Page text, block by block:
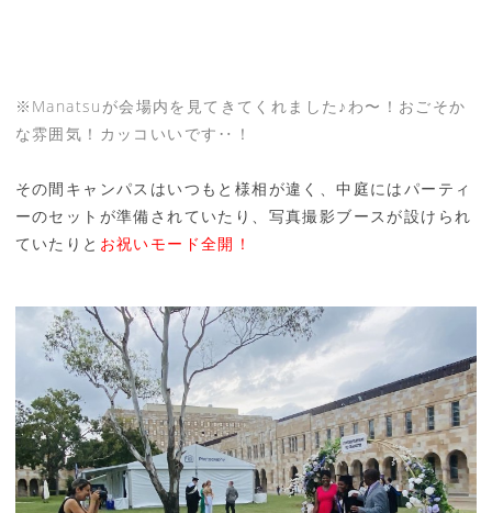
※Manatsuが会場内を見てきてくれました♪わ〜！おごそか
な雰囲気！カッコいいです‥！
その間キャンパスはいつもと様相が違く、中庭にはパーティ
ーのセットが準備されていたり、写真撮影ブースが設けられ
ていたりと お祝いモード全開！